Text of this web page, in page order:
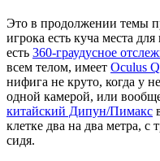
Это в продолжении темы
игрока есть куча места
есть 360-граудусное
всем телом, имеет Oculus
нифига не круто, когда у
одной камерой, или
китайский Дипун/Пимакс
клетке два на два метра, с
сидя.